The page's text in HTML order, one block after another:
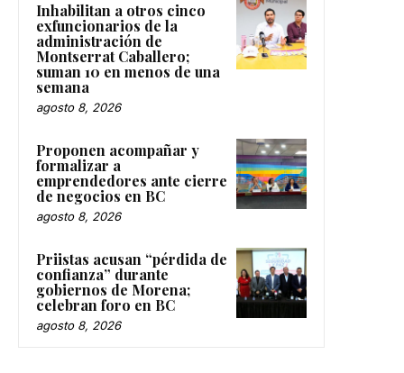
Inhabilitan a otros cinco
exfuncionarios de la
administración de
Montserrat Caballero;
suman 10 en menos de una
semana
agosto 8, 2026
Proponen acompañar y
formalizar a
emprendedores ante cierre
de negocios en BC
agosto 8, 2026
Priistas acusan “pérdida de
confianza” durante
gobiernos de Morena;
celebran foro en BC
agosto 8, 2026